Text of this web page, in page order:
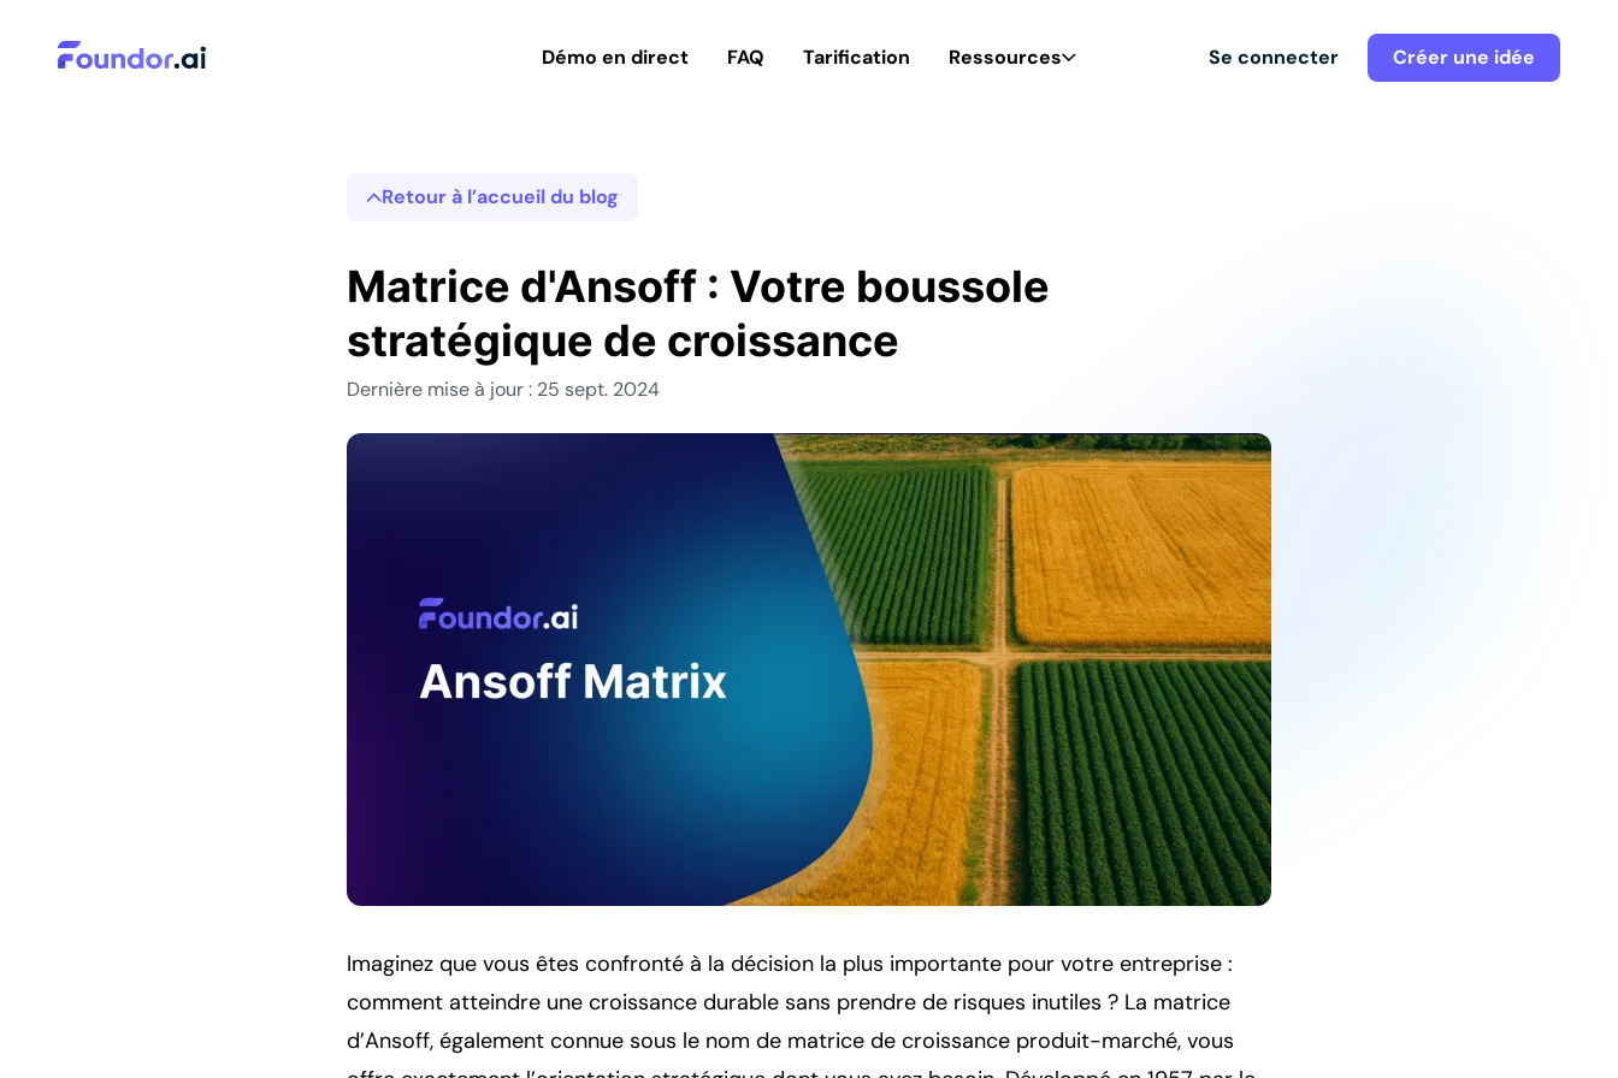
Démo en direct FAQ Tarification Ressources Se connecter Créer une idée
Retour à l’accueil du blog
Matrice d'Ansoff : Votre boussole
stratégique de croissance
Dernière mise à jour : 25 sept. 2024
Imaginez que vous êtes confronté à la décision la plus importante pour votre entreprise :
comment atteindre une croissance durable sans prendre de risques inutiles ? La matrice
d’Ansoff, également connue sous le nom de matrice de croissance produit-marché, vous